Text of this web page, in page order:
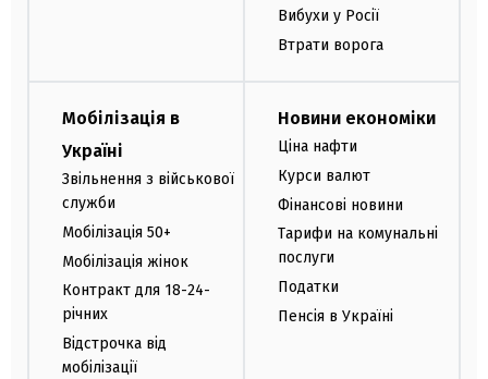
Вибухи у Росії
Втрати ворога
Мобілізація в
Україні
Звільнення з військової
служби
Мобілізація 50+
Мобілізація жінок
Контракт для 18-24-
річних
Відстрочка від
мобілізації
Новини економіки
Ціна нафти
Курси валют
Фінансові новини
Тарифи на комунальні
послуги
Податки
Пенсія в Україні